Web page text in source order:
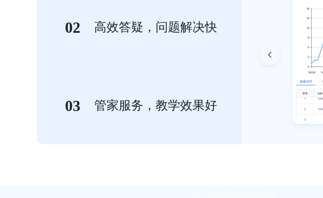
02 高效答疑，问题解决快
03 管家服务，教学效果好